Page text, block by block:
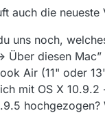
auch die neueste
uns noch,
Über diesen
Air (11" oder
mit OS X 10.9.2
hochgezogen?